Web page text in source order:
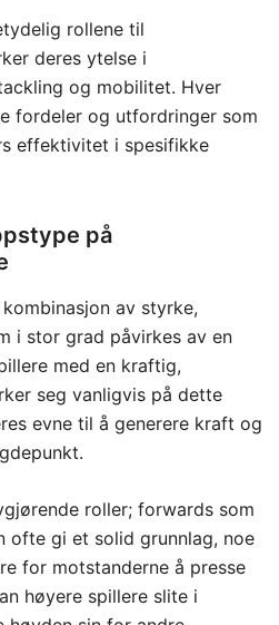
rollene til
deres ytelse i
og mobilitet. Hver
fordeler og utfordringer som
effektivitet i spesifikke
på
av styrke,
i stor grad påvirkes av en
med en kraftig,
seg vanligvis på dette
evne til å generere kraft og
roller; forwards som
ofte gi et solid grunnlag, noe
for motstanderne å presse
høyere spillere slite i